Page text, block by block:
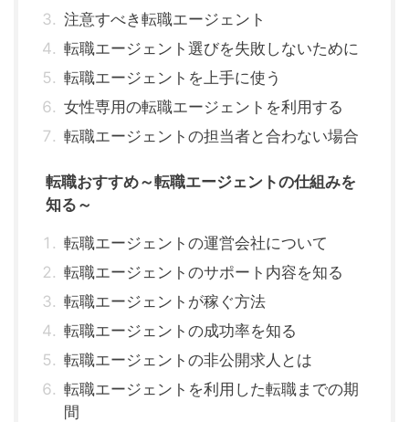
注意すべき転職エージェント
転職エージェント選びを失敗しないために
転職エージェントを上手に使う
女性専用の転職エージェントを利用する
転職エージェントの担当者と合わない場合
転職おすすめ～転職エージェントの仕組みを
知る～
転職エージェントの運営会社について
転職エージェントのサポート内容を知る
転職エージェントが稼ぐ方法
転職エージェントの成功率を知る
転職エージェントの非公開求人とは
転職エージェントを利用した転職までの期
間